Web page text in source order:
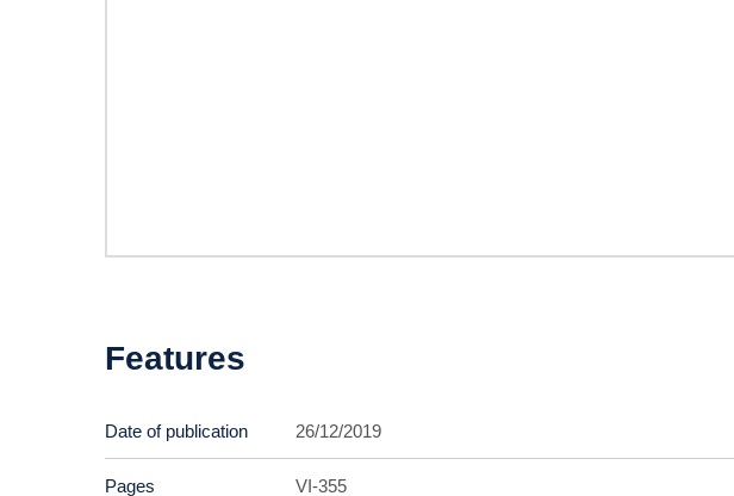
Features
Date of publication 26/12/2019
Pages VI-355